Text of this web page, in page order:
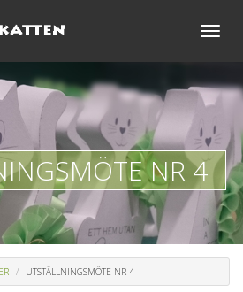
Toggle
NR 4
UTSTÄLLNINGSMÖTE NR 4